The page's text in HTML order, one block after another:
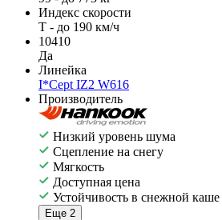
Индекс скорости
T - до 190 км/ч
10410
Да
Линейка
I*Cept IZ2 W616
Производитель
Низкий уровень шума
Сцепление на снегу
Мягкость
Доступная цена
Устойчивость в снежной каше
Еще 2